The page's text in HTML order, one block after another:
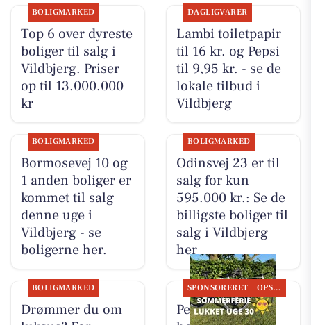
BOLIGMARKED
Top 6 over dyreste
boliger til salg i
Vildbjerg. Priser
op til 13.000.000
kr
DAGLIGVARER
Lambi toiletpapir
til 16 kr. og Pepsi
til 9,95 kr. - se de
lokale tilbud i
Vildbjerg
BOLIGMARKED
Bormosevej 10 og
1 anden boliger er
kommet til salg
denne uge i
Vildbjerg - se
boligerne her.
BOLIGMARKED
Odinsvej 23 er til
salg for kun
595.000 kr.: Se de
billigste boliger til
salg i Vildbjerg
her
BOLIGMARKED
Drømmer du om
SPONSORERET OPSLAGSTAVLEN
Per P. Cykler